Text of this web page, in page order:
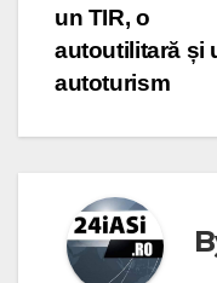
un TIR, o
autoutilitară și
autoturism